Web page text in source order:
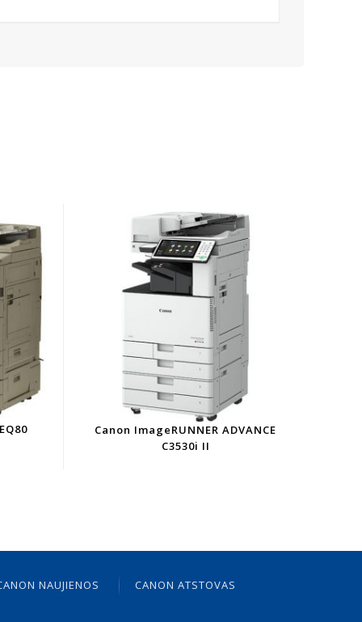
Canon ImageRUNNER ADVANCE
C3530i II
NAUJIENOS CANON ATSTOVAS